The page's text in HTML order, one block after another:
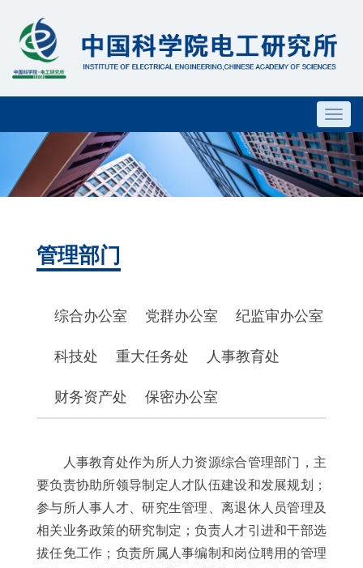
管理部门
综合办公室 党群办公室 纪监审办公室
科技处 重大任务处 人事教育处
财务资产处 保密办公室
人事教育处作为所人力资源综合管理部门，主
要负责协助所领导制定人才队伍建设和发展规划；
参与所人事人才、研究生管理、离退休人员管理及
相关业务政策的研究制定；负责人才引进和干部选
拔任免工作；负责所属人事编制和岗位聘用的管理